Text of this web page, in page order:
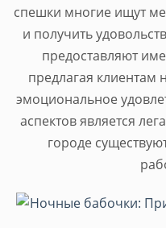
спешки многие ищут
и получить
предоставляют
предлагая клиентам
эмоциональное
аспектов является
городе